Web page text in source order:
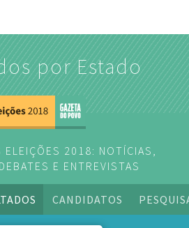
por Estado
ELEIÇÕES 2018: NOTÍCIAS,
E ENTREVISTAS
CANDIDATOS